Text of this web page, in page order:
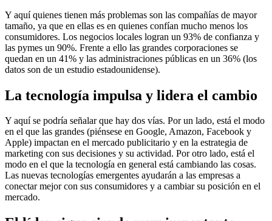
Y aquí quienes tienen más problemas son las compañías de mayor
tamaño, ya que en ellas es en quienes confían mucho menos los
consumidores. Los negocios locales logran un 93% de confianza y
las pymes un 90%. Frente a ello las grandes corporaciones se
quedan en un 41% y las administraciones públicas en un 36% (los
datos son de un estudio estadounidense).
La tecnología impulsa y lidera el cambio
Y aquí se podría señalar que hay dos vías. Por un lado, está el modo
en el que las grandes (piénsese en Google, Amazon, Facebook y
Apple) impactan en el mercado publicitario y en la estrategia de
marketing con sus decisiones y su actividad. Por otro lado, está el
modo en el que la tecnología en general está cambiando las cosas.
Las nuevas tecnologías emergentes ayudarán a las empresas a
conectar mejor con sus consumidores y a cambiar su posición en el
mercado.